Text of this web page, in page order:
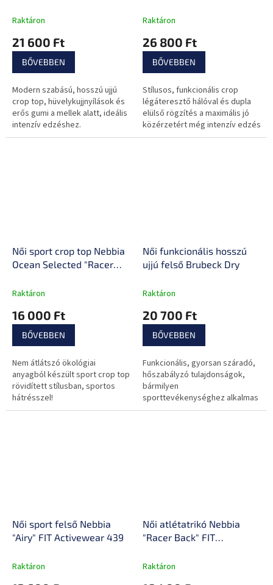
Raktáron
21 600 Ft
BŐVEBBEN
Modern szabású, hosszú ujjú
crop top, hüvelykujjnyílások és
erős gumi a mellek alatt, ideális
intenzív edzéshez.
Raktáron
26 800 Ft
BŐVEBBEN
Stílusos, funkcionális crop
légáteresztő hálóval és dupla
elülső rögzítés a maximális jó
közérzetért még intenzív edzés
közben is.
Női sport crop top Nebbia
Ocean Selected "Racer
Raktáron
16 000 Ft
BŐVEBBEN
Nem átlátszó ökológiai
anyagból készült sport crop top
rövidített stílusban, sportos
hátrésszel!
Női funkcionális hosszú
ujjú felső Brubeck Dry
Raktáron
20 700 Ft
BŐVEBBEN
Funkcionális, gyorsan száradó,
hőszabályzó tulajdonságok,
bármilyen
sporttevékenységhez alkalmas
viselet!
Női sport felső Nebbia
"Airy" FIT Activewear 439
Raktáron
Női atlétatrikó Nebbia
"Racer Back" FIT
Raktáron